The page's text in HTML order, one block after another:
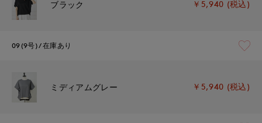
ブラック ￥5,940 (税込)
09(9号) 在庫あり
ミディアムグレー ￥5,940 (税込)